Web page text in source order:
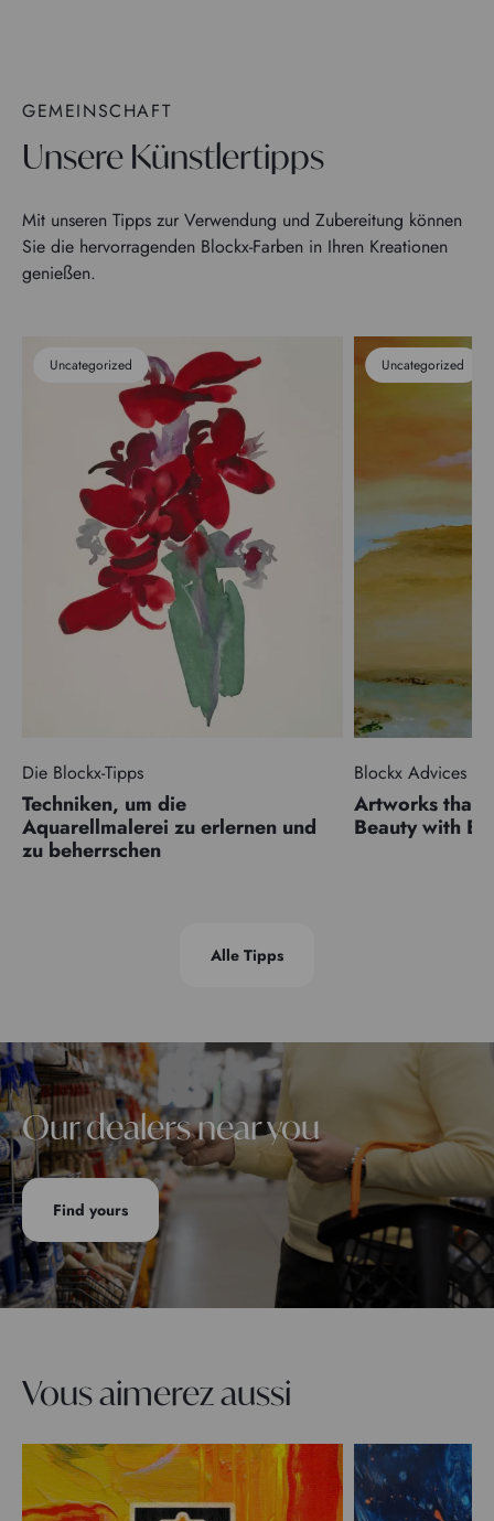
GEMEINSCHAFT
Unsere Künstlertipps
Mit unseren Tipps zur Verwendung und Zubereitung können
Sie die hervorragenden Blockx-Farben in Ihren Kreationen
genießen.
Uncategorized
Die Blockx-Tipps
Techniken, um die
Aquarellmalerei zu erlernen und
zu beherrschen
Uncategorized
Blockx Advices
Artworks that
Beauty with
Alle Tipps
Our dealers near you
Find yours
Vous aimerez aussi